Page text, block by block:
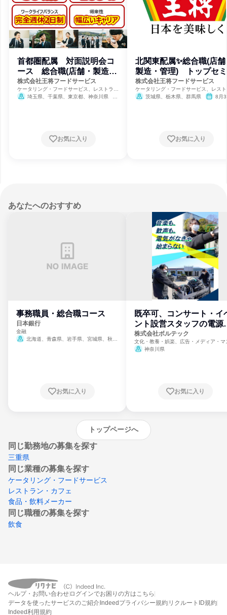
首都圏配属 対面説明会コ
ース 総合職(店舗・製造・
管理)
株式会社王将フードサービス
ケータリング・フードサービス、レストラ
ン・カフェ、食品・飲料メーカー
埼玉県、千葉県、東京都、神奈川県
お気に入り
北関東配属✨総合職(店
製造・管理) トップセ
ーコース
株式会社王将フードサービス
ケータリング・フードサービス、レス
ン・カフェ、食品・飲料メーカー
茨城県、栃木県、群馬県
8月
お気に入り
あなたへのおすすめ
事務職員・総合職コース
日本銀行
金融
北海道、青森県、岩手県、宮城県、秋田
崎県、熊本県、大分県、宮崎県、鹿児島県、
お気に入り
既卒可、コンサート・イ
ント設営スタッフの電源
門
株式会社ボルテック
文化・教養・娯楽、広告・メディア・マ
ミ、電力・ガス・水道・エネルギー
神奈川県
お気に入り
トップページへ
同じ勤務地の募集を探す
三重県
同じ業種の募集を探す
ケータリング・フードサービス
レストラン・カフェ
食品・飲料メーカー
同じ職種の募集を探す
飲食
ヘルプ・お問い合わせ ログインでお困りの方はこちら
データを使ったサービスのご紹介Indeedプライバシー規約 リクルートID規約
Indeed利用規約